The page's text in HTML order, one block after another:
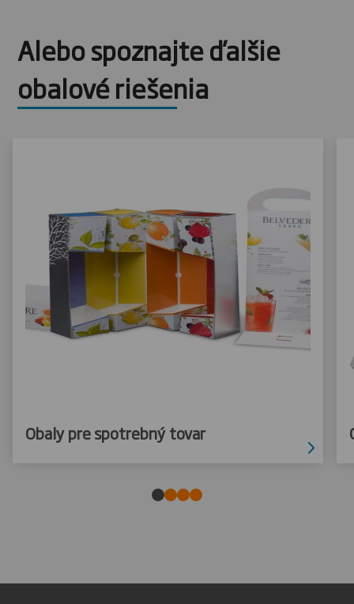
Alebo spoznajte ďalšie
obalové riešenia
Obaly pre spotrebný tovar